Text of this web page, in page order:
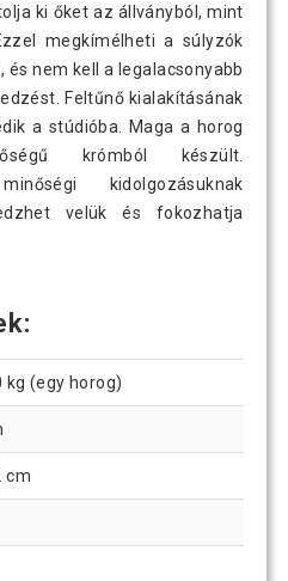
ki őket az állványból, mint
megkímélheti a súlyzók
nem kell a legalacsonyabb
Feltűnő kialakításának
a stúdióba. Maga a horog
krómból készült.
kidolgozásuknak
velük és fokozhatja
(egy horog)
cm